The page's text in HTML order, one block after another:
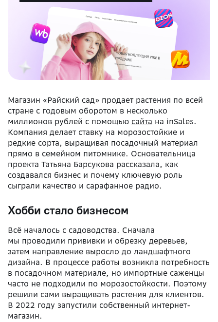
Магазин «Райский сад» продает растения по всей
стране с годовым оборотом в несколько
миллионов рублей с помощью сайта на inSales.
Компания делает ставку на морозостойкие и
редкие сорта, выращивая посадочный материал
прямо в семейном питомнике. Основательница
проекта Татьяна Барсукова рассказала, как
создавался бизнес и почему ключевую роль
сыграли качество и сарафанное радио.
Хобби стало бизнесом
Всё началось с садоводства. Сначала
мы проводили прививки и обрезку деревьев,
затем направление выросло до ландшафтного
дизайна. В процессе работы возникла потребность
в посадочном материале, но импортные саженцы
часто не подходили по морозостойкости. Поэтому
решили сами выращивать растения для клиентов.
В 2022 году запустили собственный интернет-
магазин.